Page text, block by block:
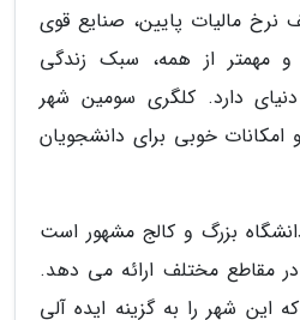
مالیات پایین، صنایع قوی
مهمتر از همه، سبک زندگی
دارد. کلگری سومین شهر
امکانات خوبی برای دانشجویان
بزرگ و کالج مشهور است
مقاطع مختلف ارائه می دهد.
این شهر را به گزینه ایده آلی